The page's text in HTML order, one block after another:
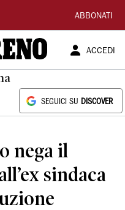
ABBONATI
ACCEDI
SEGUICI SU DISCOVER
nega il
sindaca